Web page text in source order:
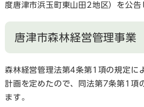
度唐津市浜玉町東山田2地区）を公告
唐津市森林経営管理事業
森林経営管理法第4条第1項の規定に
計画を定めたので、同法第7条第1項
ます。